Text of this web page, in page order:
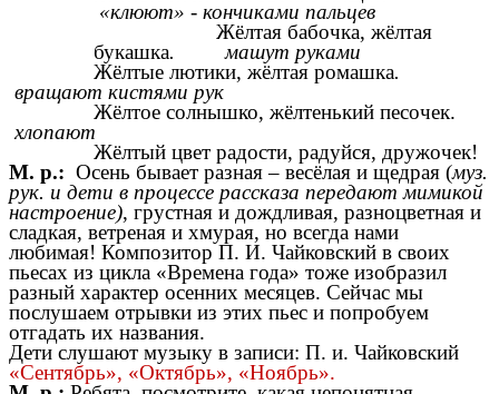
«клюют» - кончиками пальцев
Жёлтая бабочка, жёлтая
букашка. машут руками
Жёлтые лютики, жёлтая ромашка.
вращают кистями рук
Жёлтое солнышко, жёлтенький песочек.
хлопают
Жёлтый цвет радости, радуйся, дружочек!
М. р.: Осень бывает разная – весёлая и щедрая (муз.
рук. и дети в процессе рассказа передают мимикой
настроение), грустная и дождливая, разноцветная и
сладкая, ветреная и хмурая, но всегда нами
любимая! Композитор П. И. Чайковский в своих
пьесах из цикла «Времена года» тоже изобразил
разный характер осенних месяцев. Сейчас мы
послушаем отрывки из этих пьес и попробуем
отгадать их названия.
Дети слушают музыку в записи: П. и. Чайковский
«Сентябрь», «Октябрь», «Ноябрь».